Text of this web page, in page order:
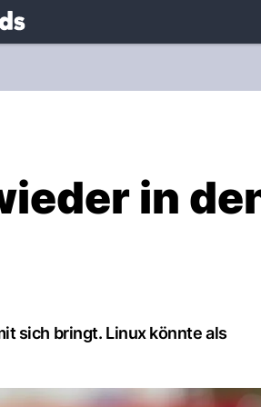
in
sich bringt. Linux könnte als